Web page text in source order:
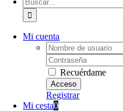
Mi cuenta
Username:
Password:
Recuérdame
Registrar
Mi cesta0